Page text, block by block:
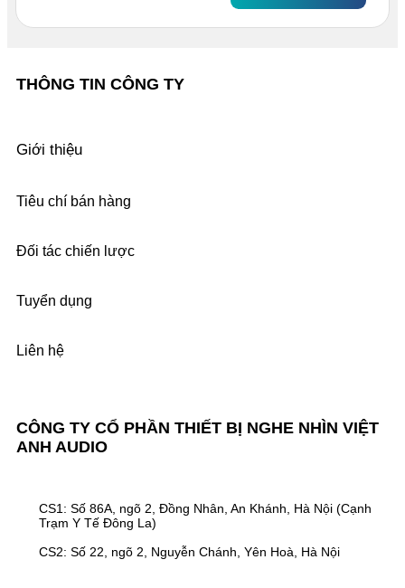
CÔNG TY CỔ PHẦN THIẾT BỊ NGHE NHÌN VIỆT
ANH AUDIO
CS1: Số 86A, ngõ 2, Đồng Nhân, An Khánh, Hà Nội (Cạnh
Trạm Y Tế Đông La)
CS2: Số 22, ngõ 2, Nguyễn Chánh, Yên Hoà, Hà Nội
THÔNG TIN CÔNG TY
Giới thiệu
Tiêu chí bán hàng
Đối tác chiến lược
Tuyển dụng
Liên hệ